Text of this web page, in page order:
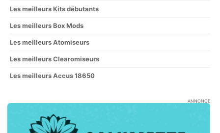
Les meilleurs Kits débutants
Les meilleurs Box Mods
Les meilleurs Atomiseurs
Les meilleurs Clearomiseurs
Les meilleurs Accus 18650
ANNONCE